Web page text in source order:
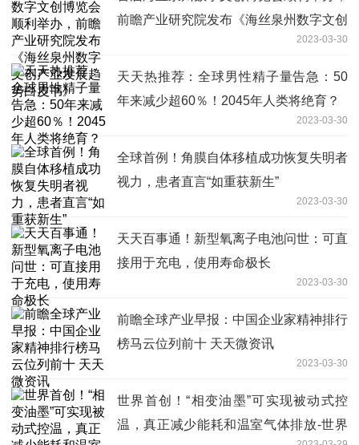
前瞻产业研究院发布《海丝泉州数字文创
2023-03-30
天天热推荐：全球男性精子量告急：50
年来减少超60％！2045年人类将绝育？
2023-03-30
全球首例！角膜自体移植成功恢复失明者
视力，患者直言“如重获新生”
2023-03-30
天天百事通！新型氧离子电池问世：可直
接用于充电，使用寿命极长
2023-03-30
前瞻全球产业早报：中国企业家精神排行
榜马云位列前十 天天微资讯
2023-03-30
世界首创！“相变油墨”可实现被动式控
温，真正减少能耗和温室气体排放-世界